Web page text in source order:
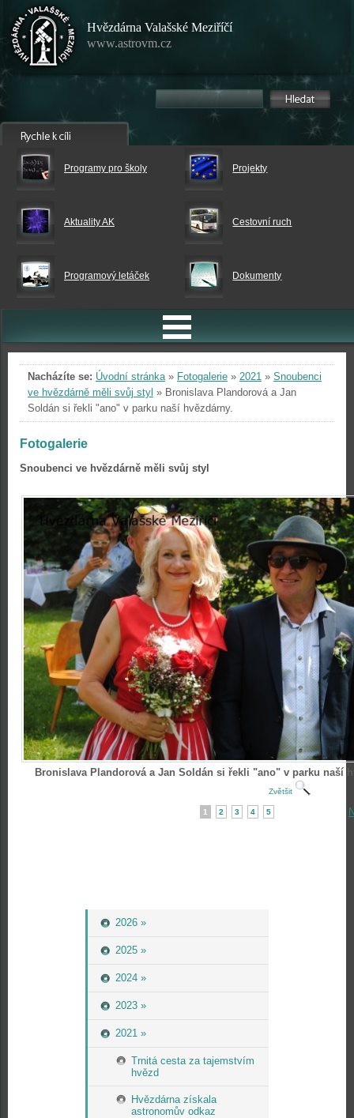
Hvězdárna Valašské Meziříčí
www.astrovm.cz
Programy pro školy Projekty
Aktuality AK Cestovní ruch
Programový letáček Dokumenty
2026 »
2025 »
2024 »
2023 »
2021 »
Trnitá cesta za tajemstvím
hvězd
Hvězdárna získala
astronomův odkaz
Nacházíte se: Úvodní stránka» Fotogalerie » 2021 » Snoubenci
ve hvězdárně měli svůj styl » Bronislava Plandorová a Jan
Soldán si řekli "ano" v parku naší hvězdárny.
Fotogalerie
Snoubenci ve hvězdárně měli svůj styl
Bronislava Plandorová a Jan Soldán si řekli "ano" v parku naší
Zvětšit
1 2 3 4 5